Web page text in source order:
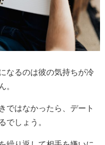
なるのは彼の気持ちが冷
。
ではなかったら、デート
でしょう。